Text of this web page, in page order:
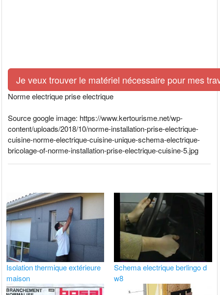
Je veux trouver le matériel nécessaire pour mes
Norme electrique prise electrique
Source google image: https://www.kertourisme.net/wp-
content/uploads/2018/10/norme-installation-prise-electrique-
cuisine-norme-electrique-cuisine-unique-schema-electrique-
bricolage-of-norme-installation-prise-electrique-cuisine-5.jpg
Isolation thermique extérieure
maison
Schema electrique berlingo d
w8